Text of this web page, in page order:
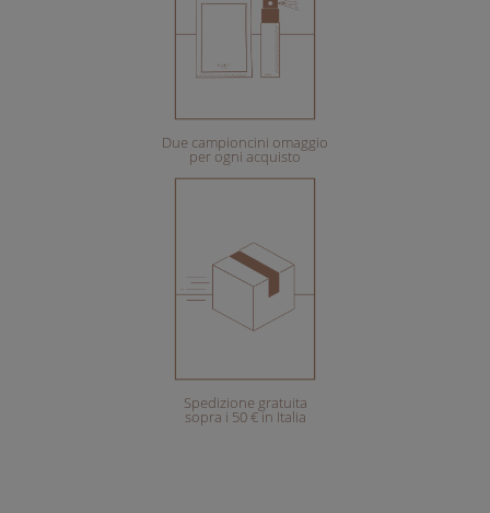
Due campioncini omaggio
per ogni acquisto
Spedizione gratuita
sopra i 50 € in Italia